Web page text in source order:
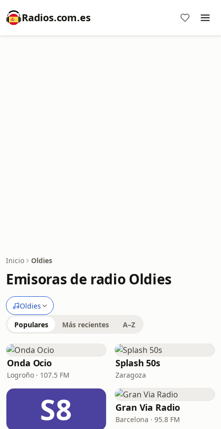
Radios.com.es
Inicio Oldies
Emisoras de radio Oldies
Oldies
Populares Más recientes A–Z
Onda Ocio
Logroño · 107.5 FM
Splash 50s
Zaragoza
S8 Gran Via Radio
Barcelona · 95.8 FM